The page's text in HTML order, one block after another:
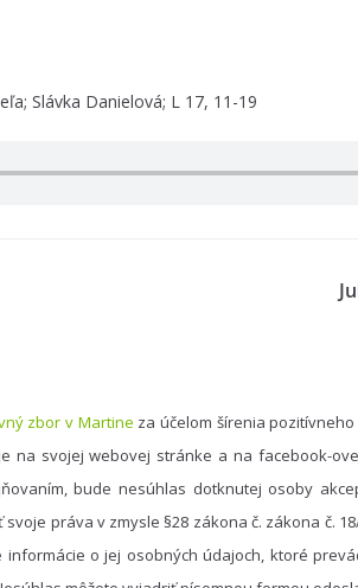
Slávka Danielová; L 17, 11-19
zbor v Martine za účelom šírenia
na svojej webovej stránke a na facebook-
bude nesúhlas dotknutej osoby
práva v zmysle §28 zákona č. zákona č.
o jej osobných údajoch, ktoré